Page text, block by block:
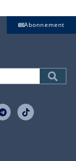
Abonnement